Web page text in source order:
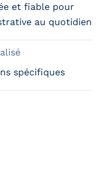
et fiable pour
au quotidien
spécifiques